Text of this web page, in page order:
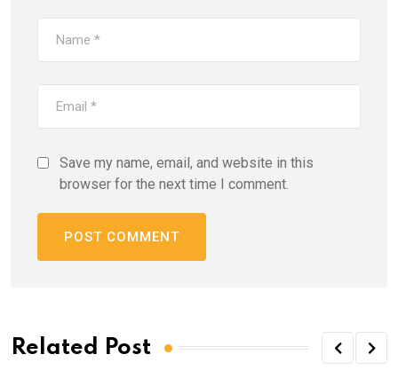
Save my name, email, and website in this
browser for the next time I comment.
Related Post